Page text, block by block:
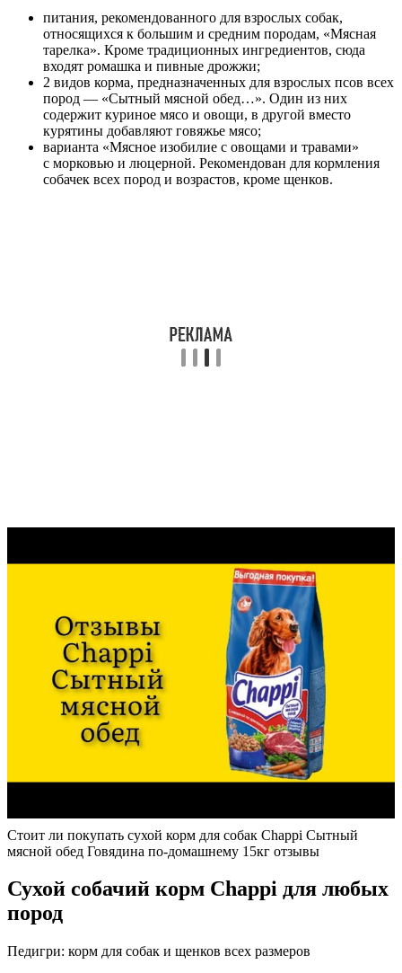
питания, рекомендованного для взрослых собак,
относящихся к большим и средним породам, «Мясная
тарелка». Кроме традиционных ингредиентов, сюда
входят ромашка и пивные дрожжи;
2 видов корма, предназначенных для взрослых псов всех
пород — «Сытный мясной обед…». Один из них
содержит куриное мясо и овощи, в другой вместо
курятины добавляют говяжье мясо;
варианта «Мясное изобилие с овощами и травами»
с морковью и люцерной. Рекомендован для кормления
собачек всех пород и возрастов, кроме щенков.
Стоит ли покупать cухой корм для собак Chappi Сытный
мясной обед Говядина по-домашнему 15кг отзывы
Сухой собачий корм Chappi для любых
пород
Педигри: корм для собак и щенков всех размеров